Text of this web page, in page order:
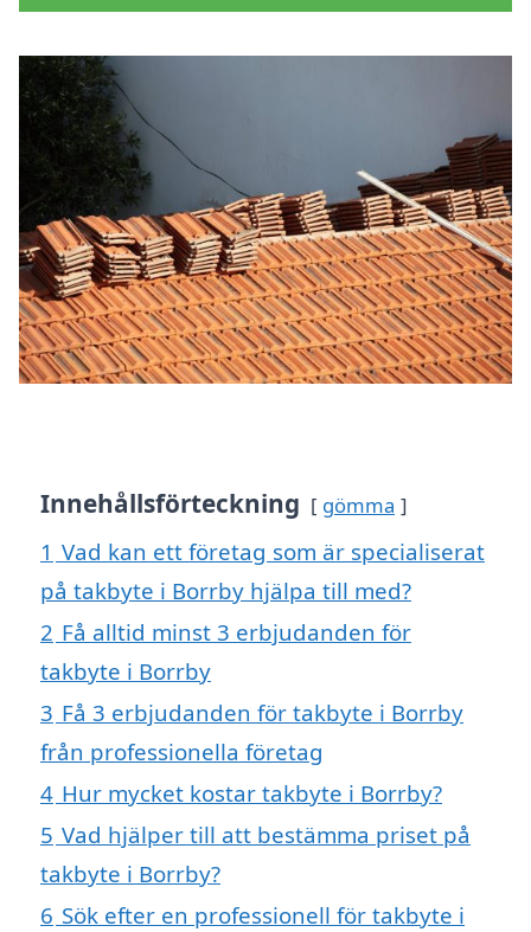
Innehållsförteckning gömma
1 Vad kan ett företag som är specialiserat
på takbyte i Borrby hjälpa till med?
2 Få alltid minst 3 erbjudanden för
takbyte i Borrby
3 Få 3 erbjudanden för takbyte i Borrby
från professionella företag
4 Hur mycket kostar takbyte i Borrby?
5 Vad hjälper till att bestämma priset på
takbyte i Borrby?
6 Sök efter en professionell för takbyte i